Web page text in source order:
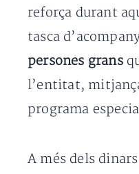
reforça durant
tasca
persones grans
l’entitat,
programa
A més dels